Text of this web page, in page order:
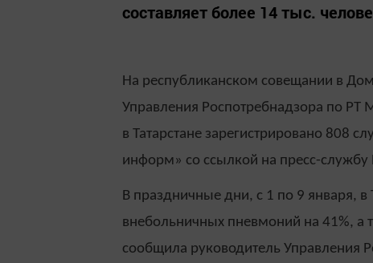
составляет более 14 тыс.
На республиканском совещании в
Управления Роспотребнадзора по РТ
в Татарстане зарегистрировано 808
информ» со ссылкой на пресс-службу
В праздничные дни, с 1 по 9 января,
внебольничных пневмоний на 41%, а
сообщила руководитель Управления